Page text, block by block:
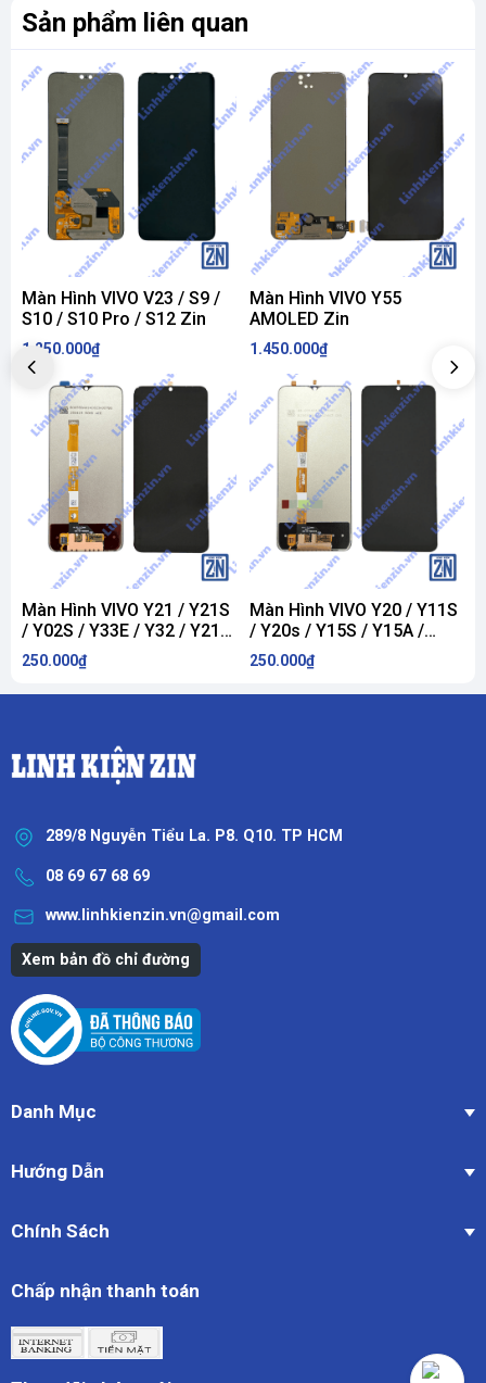
Sản phẩm liên quan
Màn Hình VIVO V23 / S9 /
S10 / S10 Pro / S12 Zin
1.250.000₫
Màn Hình VIVO Y55
AMOLED Zin
1.450.000₫
Màn Hình VIVO Y21 / Y21S
/ Y02S / Y33E / Y32 / Y217
/ Y21E / Y31S / Y16 / Y30
5G
250.000₫
Màn Hình VIVO Y20 / Y11S
/ Y20s / Y15S / Y15A /
Y12S / Y12A / Y20I / Y20 /
iQOO U1X / Y10 / Y10-T1 /
Y10-T2 / Y11S / Y01 /
250.000₫
289/8 Nguyễn Tiểu La. P8. Q10. TP HCM
08 69 67 68 69
www.linhkienzin.vn@gmail.com
Xem bản đồ chỉ đường
Danh Mục
Hướng Dẫn
Chính Sách
Chấp nhận thanh toán